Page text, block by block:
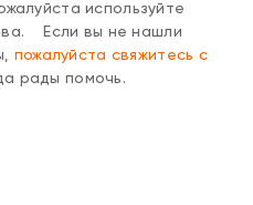
используйте
Если вы не нашли
пожалуйста свяжитесь с
рады помочь.